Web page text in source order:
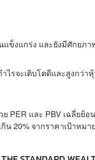
ข็งแกร่ง และยังมีศักยภา
รจะเติบโตดีและสูงกว่า
PER และ PBV เฉลี่ยย้อ
20% จากราคาเป้าหมา